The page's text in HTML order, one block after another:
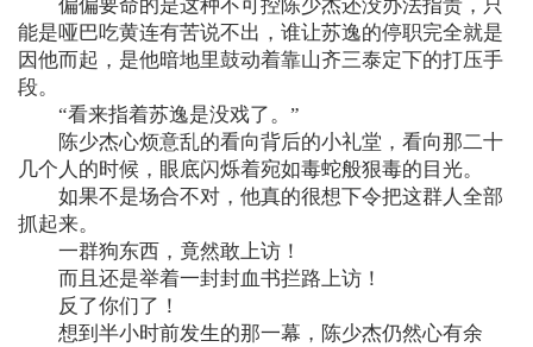
偏偏要命的是这种不可控陈少杰还没办法指责，只
能是哑巴吃黄连有苦说不出，谁让苏逸的停职完全就是
因他而起，是他暗地里鼓动着靠山齐三泰定下的打压手
段。
“看来指着苏逸是没戏了。”
陈少杰心烦意乱的看向背后的小礼堂，看向那二十
几个人的时候，眼底闪烁着宛如毒蛇般狠毒的目光。
如果不是场合不对，他真的很想下令把这群人全部
抓起来。
一群狗东西，竟然敢上访！
而且还是举着一封封血书拦路上访！
反了你们了！
想到半小时前发生的那一幕，陈少杰仍然心有余